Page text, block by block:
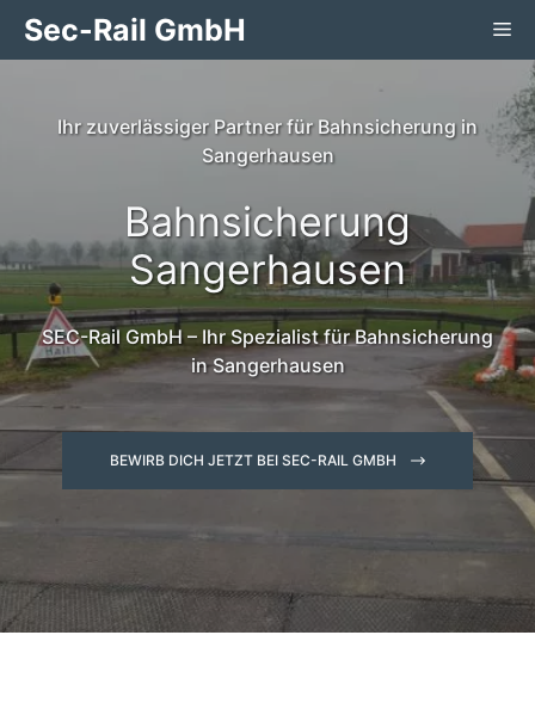
Zum
InhaltSec-Rail GmbH
Ihr zuverlässiger Partner für Bahnsicherung in
Sangerhausen
Bahnsicherung
Sangerhausen
SEC-Rail GmbH – Ihr Spezialist für Bahnsicherung
in Sangerhausen
BEWIRB DICH JETZT BEI SEC-RAIL GMBH